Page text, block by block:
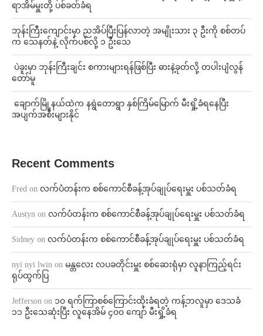
ရာအိမ်မှူးတို့ ပစ်ခတ်ခံရ
ဘုန်းကြီးကျောင်းမှာ ညအိပ်ပြီးပြန်လာတဲ့ အမျိုးသား ၃ ဦးကို စစ်တပ်
က သေနတ်နဲ့ လိုက်ပစ်လို့ ၁ ဦးသေ
⁩ ⁨ပဲခူးမှာ ဘုန်းကြီးချင်း စကားများရန်ဖြစ်ပြီး ဓားနဲ့ခုတ်လို့ တပါးပျံလွန်
တော်မူ
⁩ ⁨ချောက်မြို့နယ်ထဲက နရွဲတောရွာ နှစ်ကြိမ်မြောက် မီးရှို့ခံရနေပြီး
အပျက်အစီးများနိုင်
Recent Comments
Fred on လက်ပံတန်းက စစ်ကောင်စီခန့်အုပ်ချုပ်ရေးမှူး ပစ်သတ်ခံရ
Austyn on လက်ပံတန်းက စစ်ကောင်စီခန့်အုပ်ချုပ်ရေးမှူး ပစ်သတ်ခံရ
Sidney on လက်ပံတန်းက စစ်ကောင်စီခန့်အုပ်ချုပ်ရေးမှူး ပစ်သတ်ခံရ
nyi nyi lwin on မန္တလေး လပခတိုင်းမှူး စစ်ဆေးရုံမှာ လူနာကြည့်ရင်း
ရုပ်ထွက်ပြ
Jefferson on ၁၀ ရက်ကြာစစ်ကြောင်းထိုးခံရတဲ့ ကန့်ဘလူမှာ ဒေသခံ
၁၁ ဦးသေဆုံးပြီး လူနေအိမ် ၄၀၀ ကျော် မီးရှို့ခံရ